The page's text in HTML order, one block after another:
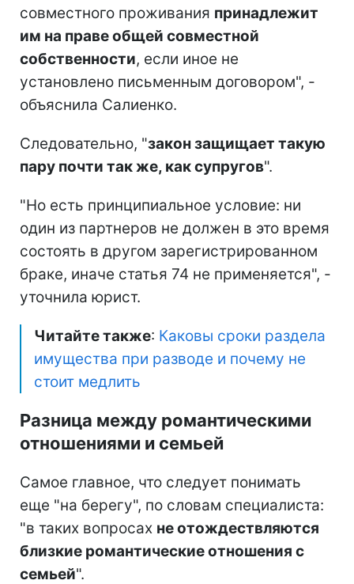
совместного проживания принадлежит
им на праве общей совместной
собственности, если иное не
установлено письменным договором", -
объяснила Салиенко.
Следовательно, "закон защищает такую
пару почти так же, как супругов".
"Но есть принципиальное условие: ни
один из партнеров не должен в это время
состоять в другом зарегистрированном
браке, иначе статья 74 не применяется", -
уточнила юрист.
Читайте также: Каковы сроки раздела
имущества при разводе и почему не
стоит медлить
Разница между романтическими
отношениями и семьей
Самое главное, что следует понимать
еще "на берегу", по словам специалиста:
"в таких вопросах не отождествляются
близкие романтические отношения с
семьей".